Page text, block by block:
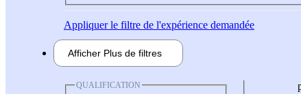
Appliquerle filtre de l'expérience demandée
Afficher Plus de filtres
QUALIFICATION